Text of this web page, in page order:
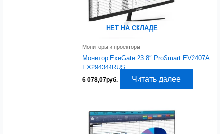
НЕТ НА СКЛАДЕ
Мониторы и проекторы
Монитор ExeGate 23.8″ ProSmart EV2407A
EX294344RUS
6 078,07руб. Читать далее